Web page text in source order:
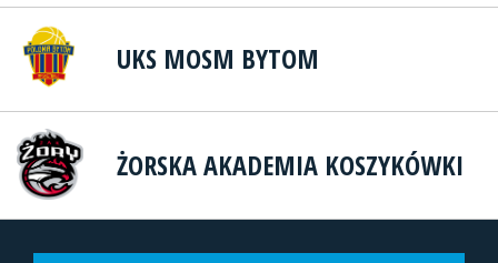
UKS MOSM BYTOM
ŻORSKA AKADEMIA KOSZYKÓWKI